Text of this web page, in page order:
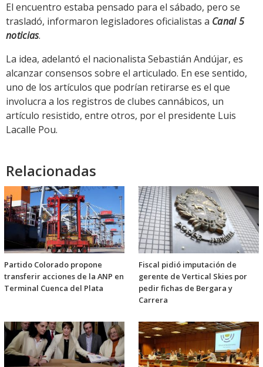
El encuentro estaba pensado para el sábado, pero se
trasladó, informaron legisladores oficialistas a Canal 5
noticias.
La idea, adelantó el nacionalista Sebastián Andújar, es
alcanzar consensos sobre el articulado. En ese sentido,
uno de los artículos que podrían retirarse es el que
involucra a los registros de clubes cannábicos, un
artículo resistido, entre otros, por el presidente Luis
Lacalle Pou.
Relacionadas
Partido Colorado propone
transferir acciones de la ANP en
Terminal Cuenca del Plata
Fiscal pidió imputación de
gerente de Vertical Skies por
pedir fichas de Bergara y
Carrera